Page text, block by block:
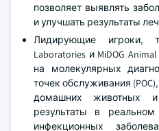
позволяет выявлять
и улучшать результаты
Лидирующие игроки,
Laboratories и MiDOG
на молекулярных
точек обслуживания
домашних животных и
результаты в
инфекционных